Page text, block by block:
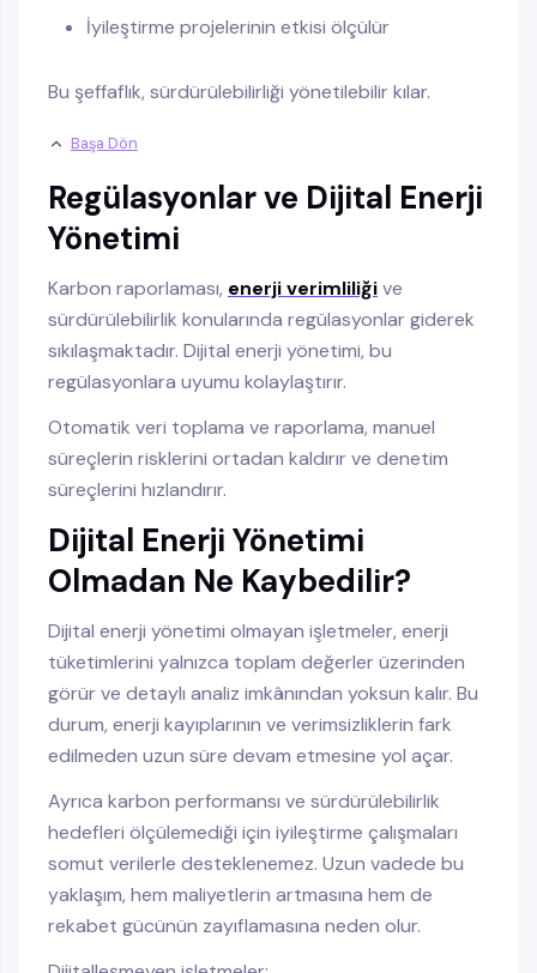
İyileştirme projelerinin etkisi ölçülür
Bu şeffaflık, sürdürülebilirliği yönetilebilir kılar.
Başa Dön
Regülasyonlar ve Dijital Enerji
Yönetimi
Karbon raporlaması, enerji verimliliğive
sürdürülebilirlik konularında regülasyonlar giderek
sıkılaşmaktadır. Dijital enerji yönetimi, bu
regülasyonlara uyumu kolaylaştırır.
Otomatik veri toplama ve raporlama, manuel
süreçlerin risklerini ortadan kaldırır ve denetim
süreçlerini hızlandırır.
Dijital Enerji Yönetimi
Olmadan Ne Kaybedilir?
Dijital enerji yönetimi olmayan işletmeler, enerji
tüketimlerini yalnızca toplam değerler üzerinden
görür ve detaylı analiz imkânından yoksun kalır. Bu
durum, enerji kayıplarının ve verimsizliklerin fark
edilmeden uzun süre devam etmesine yol açar.
Ayrıca karbon performansı ve sürdürülebilirlik
hedefleri ölçülemediği için iyileştirme çalışmaları
somut verilerle desteklenemez. Uzun vadede bu
yaklaşım, hem maliyetlerin artmasına hem de
rekabet gücünün zayıflamasına neden olur.